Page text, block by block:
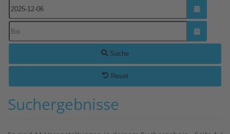
Kalender
Kalender
Suche
Reset
Suchergebnisse